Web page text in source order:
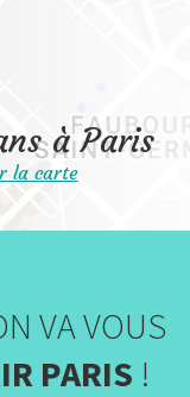
à Paris
la carte
VA VOUS
PARIS !